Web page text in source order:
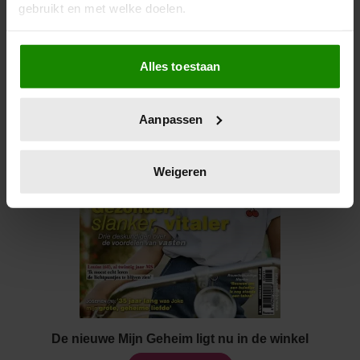
gebruikt en met welke doelen.
Als u het toestaat, willen we ook graag:
Informatie verzamelen over uw geografische locatie,
die tot een paar meter nauwkeurig kan zijn
op specifieke eigenschappen (fingerprinting)
verwerkt en stel uw voorkeuren in het
intrekken in de Cookieverklaring.
We gebruiken cookies om content en advertenties te
personaliseren, om functies voor social media te bieden
en om ons websiteverkeer te analyseren. Ook delen we
informatie over uw gebruik van onze site met onze
partners voor social media, adverteren en analyse. Deze
partners kunnen deze gegevens combineren met andere
Alles toestaan
Aanpassen
Weigeren
De nieuwe Mijn Geheim ligt nu in de winkel